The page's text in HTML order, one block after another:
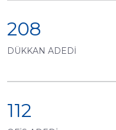
208
DÜKKAN ADEDİ
112